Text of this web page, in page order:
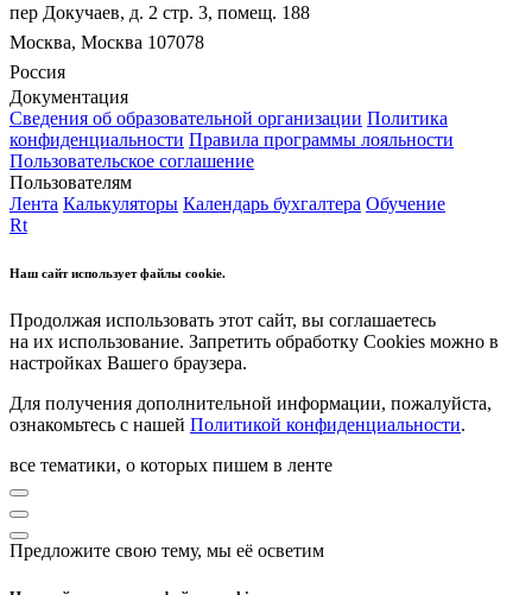
пер Докучаев, д. 2 стр. 3, помещ. 188
Москва, Москва 107078
Россия
Документация
Сведения об образовательной организации Политика
конфиденциальности Правила программы лояльности
Пользовательское соглашение
Пользователям
Лента Калькуляторы Календарь бухгалтера Обучение
Rt
Наш сайт использует файлы cookie.
Продолжая использовать этот сайт, вы соглашаетесь
на их использование. Запретить обработку Cookies можно в
настройках Вашего браузера.
Для получения дополнительной информации, пожалуйста,
ознакомьтесь с нашей Политикой конфиденциальности.
все тематики, о которых пишем в ленте
Предложите свою тему, мы её осветим